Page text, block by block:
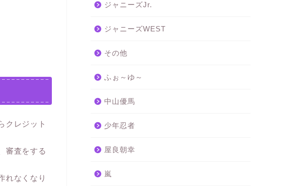
クレジット
審査をする
れなくなり
ジャニーズJr.
ジャニーズWEST
その他
ふぉ～ゆ～
中山優馬
少年忍者
屋良朝幸
嵐